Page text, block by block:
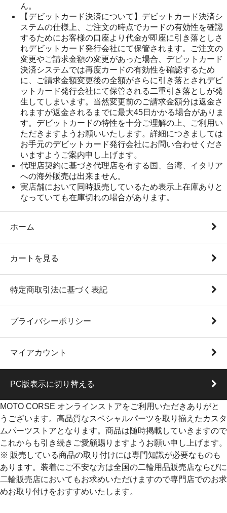
ん。
【デビットカード決済について】デビットカード決済シ
ステムの仕様上、ご注文の時点でカードの有効性を確認
するためにお客様の口座より代金が即座に引き落としさ
れデビットカード発行会社にて保管されます。ご注文の
変更やご請求金額の変更があった場合、デビットカード
決済システムでは再度カードの有効性を確認するため
に、ご請求金額変更後の全額がさらに引き落とされデビ
ットカード発行会社にて保管される二重引き落としが発
生してしまいます。当然変更前のご請求金額分は返金さ
れますが返金されるまでに最大45日かかる場合がありま
す。デビットカードの特性を十分ご理解の上、ご利用い
ただきますようお願いいたします。詳細につきましては
お手元のデビットカード発行会社にお問い合わせくださ
いますようご案内申し上げます。
代理店契約に基づき代理店を有する国、台湾、イタリア
への海外販売は出来ません。
実店舗において同時販売しているため表示上在庫ありと
なっていても在庫切れの場合があります。
ホーム
カートを見る
特定商取引法に基づく表記
プライバシーポリシー
マイアカウント
PC版表示に切り替える
MOTO CORSE オンラインストアをご利用いただきありがと
うございます。高品質なスペシャルパーツを取り揃えたカスタ
ムパーツストアとなります。商品は随時掲載していきますので
これからも引き続きご愛顧賜りますようお願い申し上げます。
※ 販売している商品の取り付けには専門知識が必要なものも
あります。装着にご不安な方は全国の二輪用品販売店ならびに
二輪販売店においてもお求めいただけますので専門店でのお求
めお取り付けをおすすめいたします。